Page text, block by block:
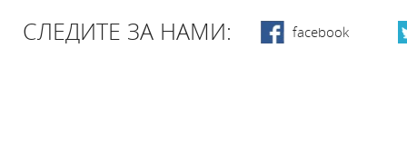
СЛЕДИТЕ ЗА НАМИ: facebook